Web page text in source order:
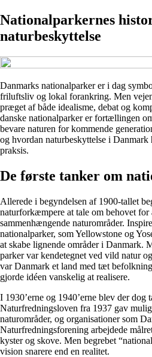
Nationalparkernes
naturbeskyttelse
Danmarks nationalparker er i dag
friluftsliv og lokal forankring. Men
præget af både idealisme, debat og
danske nationalparker er fortællingen
bevare naturen for kommende
og hvordan naturbeskyttelse i
praksis.
De første tanker om
Allerede i begyndelsen af 1900-tallet
naturforkæmpere at tale om behovet for
sammenhængende naturområder.
nationalparker, som Yellowstone og
at skabe lignende områder i Danmark.
parker var kendetegnet ved vild natur
var Danmark et land med tæt
gjorde idéen vanskelig at realisere.
I 1930’erne og 1940’erne blev der dog
Naturfredningsloven fra 1937 gav
naturområder, og organisationer som
Naturfredningsforening arbejdede
kyster og skove. Men begrebet
vision snarere end en realitet.